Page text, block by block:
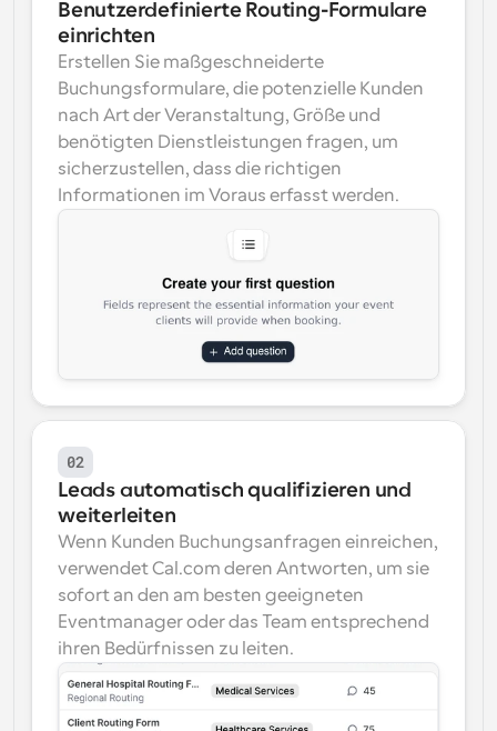
Webhooks
Erhalten Sie eine Benachrichtigung, wenn etwas
passiert
Benutzerdefinierte Routing-Formulare
einrichten
Erstellen Sie maßgeschneiderte
Buchungsformulare, die potenzielle Kunden
nach Art der Veranstaltung, Größe und
benötigten Dienstleistungen fragen, um
sicherzustellen, dass die richtigen
Informationen im Voraus erfasst werden.
02
Leads automatisch qualifizieren und
weiterleiten
Wenn Kunden Buchungsanfragen einreichen,
verwendet Cal.com deren Antworten, um sie
sofort an den am besten geeigneten
Eventmanager oder das Team entsprechend
ihren Bedürfnissen zu leiten.